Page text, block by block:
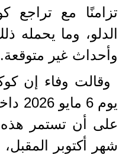
تزامنًا مع تراجع
الدلو، وما يحمله
وأحداث غير متوقعة.
وقالت وفاء إن
يوم
على أن تستمر
شهر أكتوبر